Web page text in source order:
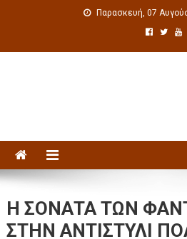
Παρασκευή, 07
Η ΣΟΝΑΤΑ ΤΩΝ
ΣΤΗΝ ΑΝΤΙΣΤΥΛΙ